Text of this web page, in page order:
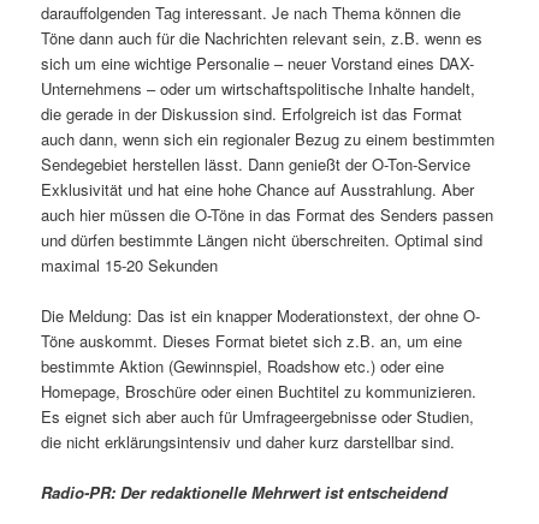
darauffolgenden Tag interessant. Je nach Thema können die
Töne dann auch für die Nachrichten relevant sein, z.B. wenn es
sich um eine wichtige Personalie – neuer Vorstand eines DAX-
Unternehmens – oder um wirtschaftspolitische Inhalte handelt,
die gerade in der Diskussion sind. Erfolgreich ist das Format
auch dann, wenn sich ein regionaler Bezug zu einem bestimmten
Sendegebiet herstellen lässt. Dann genießt der O-Ton-Service
Exklusivität und hat eine hohe Chance auf Aus­strahlung. Aber
auch hier müssen die O-Töne in das Format des Senders passen
und dürfen bestimmte Längen nicht überschreiten. Optimal sind
maximal 15-20 Sekunden
Die Meldung: Das ist ein knapper Moderationstext, der ohne O-
Töne auskommt. Dieses Format bietet sich z.B. an, um eine
bestimmte Aktion (Gewinnspiel, Roadshow etc.) oder eine
Homepage, Broschüre oder einen Buchtitel zu kommunizieren.
Es eignet sich aber auch für Umfrageergebnisse oder Studien,
die nicht erklärungsintensiv und daher kurz darstellbar sind.
Radio-PR: Der redaktionelle Mehrwert ist entscheidend